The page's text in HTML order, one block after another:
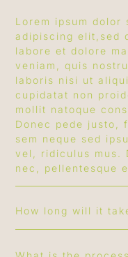
Lorem ipsum dolor
adipiscing elit,sed
labore et dolore
veniam, quis
laboris nisi ut
cupidatat non
mollit natoque
Donec pede justo,
sem neque sed
vel, ridiculus mus.
nec, pellentesque
How long will it